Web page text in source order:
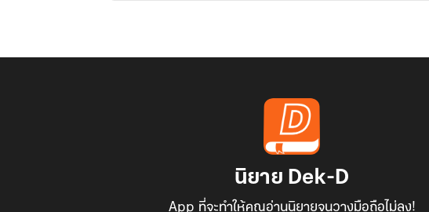
นิยาย Dek-D
App ที่จะทำให้คุณอ่านนิยายจนวางมือถือไม่ลง!